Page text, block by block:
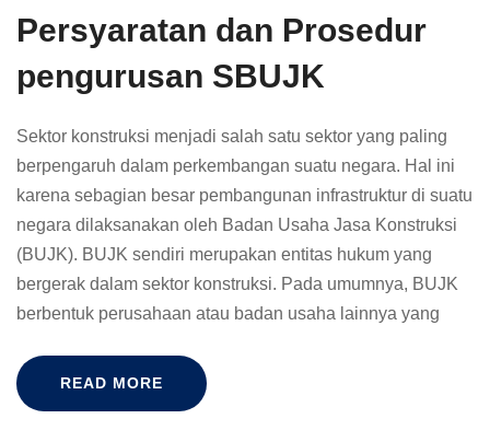
Persyaratan dan Prosedur
pengurusan SBUJK
Sektor konstruksi menjadi salah satu sektor yang paling
berpengaruh dalam perkembangan suatu negara. Hal ini
karena sebagian besar pembangunan infrastruktur di suatu
negara dilaksanakan oleh Badan Usaha Jasa Konstruksi
(BUJK). BUJK sendiri merupakan entitas hukum yang
bergerak dalam sektor konstruksi. Pada umumnya, BUJK
berbentuk perusahaan atau badan usaha lainnya yang
READ MORE